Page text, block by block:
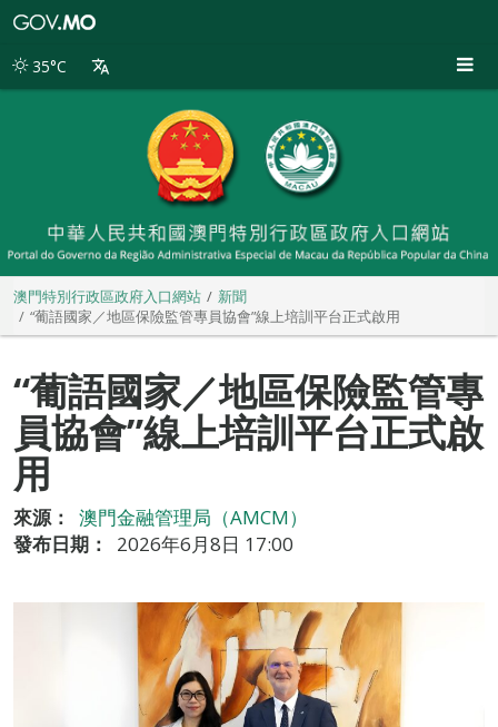
別
35°C
澳門特別行政區政府入口網站
新聞
“葡語國家／地區保險監管專員協會”線上培訓平台正式啟用
“葡語國家／地區保險監管專
員協會”線上培訓平台正式啟
用
來源：
澳門金融管理局（AMCM）
發布日期：
2026年6月8日 17:00